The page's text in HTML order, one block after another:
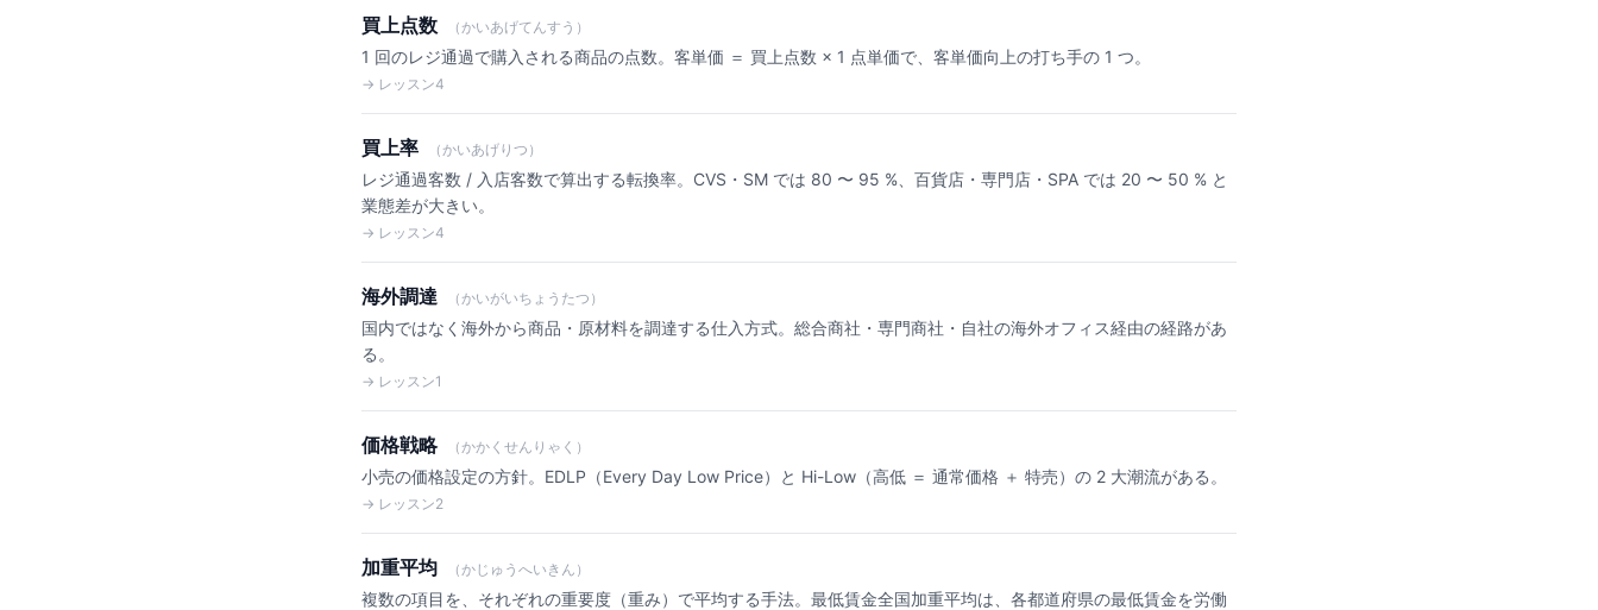
買上点数 （かいあげてんすう）
1 回のレジ通過で購入される商品の点数。客単価 ＝ 買上点数 × 1 点単価で、客単価向上の打ち手の 1 つ。
→ レッスン4
買上率 （かいあげりつ）
レジ通過客数 / 入店客数で算出する転換率。CVS・SM では 80 〜 95 %、百貨店・専門店・SPA では 20 〜 50 % と
業態差が大きい。
→ レッスン4
海外調達 （かいがいちょうたつ）
国内ではなく海外から商品・原材料を調達する仕入方式。総合商社・専門商社・自社の海外オフィス経由の経路があ
る。
→ レッスン1
価格戦略 （かかくせんりゃく）
小売の価格設定の方針。EDLP（Every Day Low Price）と Hi-Low（高低 ＝ 通常価格 ＋ 特売）の 2 大潮流がある。
→ レッスン2
加重平均 （かじゅうへいきん）
複数の項目を、それぞれの重要度（重み）で平均する手法。最低賃金全国加重平均は、各都道府県の最低賃金を労働